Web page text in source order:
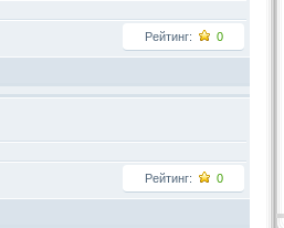
Рейтинг: 0
Рейтинг: 0